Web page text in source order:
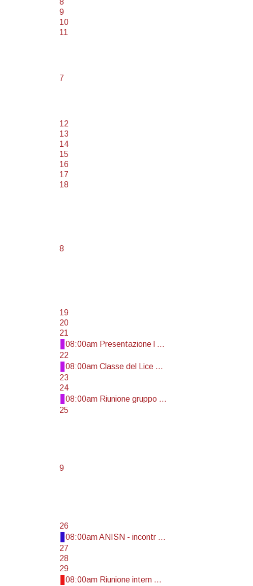
8
9
10
11
7
12
13
14
15
16
17
18
8
19
20
21
08:00am Presentazione l ...
22
08:00am Classe del Lice ...
23
24
08:00am Riunione gruppo ...
25
9
26
08:00am ANISN - incontr ...
27
28
29
08:00am Riunione intern ...